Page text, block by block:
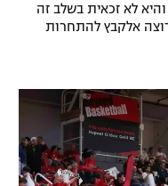
על 1,500 מקומות, והיא לא זכאית בשלב זה
אלקבץ להתחרות